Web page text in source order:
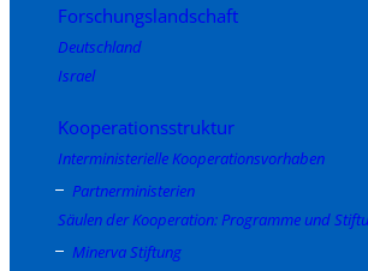
Forschungslandschaft
Deutschland
Israel
Kooperationsstruktur
Interministerielle Kooperationsvorhaben
Partnerministerien
Säulen der Kooperation: Programme und
Minerva Stiftung